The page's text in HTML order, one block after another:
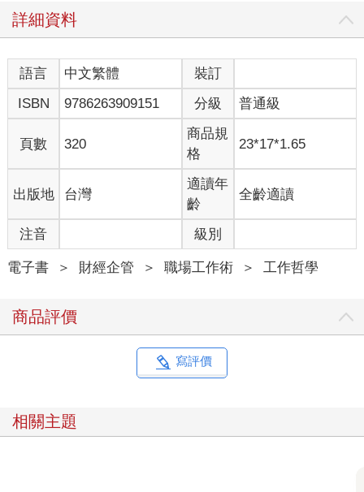
我們雖然較去年同期少了15%，但市占還小幅提升1 個百分點。
大老闆看著小張幾秒鐘，並沒有回話。小張內心咯噔了一下，雖
然這幾年跟大老闆互動不算多，也總有主管在他跟大老闆當中協
助溝通會報，但還是對大老闆有幾分了解的，心裡知道依照大老
闆的這個反應，看來是沒有回答到點上。
但心裡面也納悶，數字都對，他對於自己市場和品牌的掌握也有
信心，到底是哪個地方沒有說對？大老闆到底希望他回答甚麼
所幸這個靜默沒有維持太久，大老闆淡淡說一句「我知道了」，
接著就揮揮手要小張回到工作崗位上。
走出辦公室，小張腦中反覆回放剛才的對話：數字沒錯、行動也
排了，為什麼老闆沒有點頭？到底少了什麼？
望著桌上一個個待解的專案與問題，他突然意識到：除了大老闆
理清先後順序。
這是很典型的工作場景，也是我在過去十多年外商職場經歷中的
開端，有時候會發生的狀況，甚至有時候老闆情緒比較不對，直
接回：「我要的答案不是這個。」或是直接發飆，也是有過的。
的掌握度很夠，到底為什麼老闆的反應不如我的預期？
詳細資料
語言 中文繁體
裝訂
ISBN
9786263909151 分級 普通級
頁數 320
商品規
格
23*17*1.65
出版地 台灣
適讀年
齡
全齡適讀
注音 級別
電子書 ＞ 財經企管 ＞ 職場工作術 ＞ 工作哲學
商品評價
寫評價
相關主題